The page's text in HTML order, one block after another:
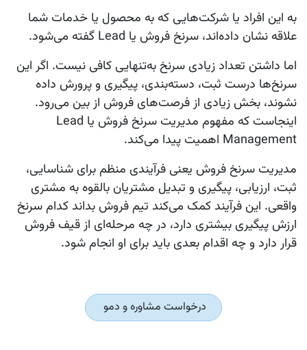
به این افراد یا شرکت‌هایی که به محصول یا خدمات شما
علاقه نشان داده‌اند، سرنخ فروش یا Lead گفته می‌شود.
اما داشتن تعداد زیادی سرنخ به‌تنهایی کافی نیست. اگر این
سرنخ‌ها درست ثبت، دسته‌بندی، پیگیری و پرورش داده
نشوند، بخش زیادی از فرصت‌های فروش از بین می‌رود.
اینجاست که مفهوم مدیریت سرنخ فروش یا Lead
Management اهمیت پیدا می‌کند.
مدیریت سرنخ فروش یعنی فرآیندی منظم برای شناسایی،
ثبت، ارزیابی، پیگیری و تبدیل مشتریان بالقوه به مشتری
واقعی. این فرآیند کمک می‌کند تیم فروش بداند کدام سرنخ
ارزش پیگیری بیشتری دارد، در چه مرحله‌ای از قیف فروش
قرار دارد و چه اقدام بعدی باید برای او انجام شود.
درخواست مشاوره و دمو